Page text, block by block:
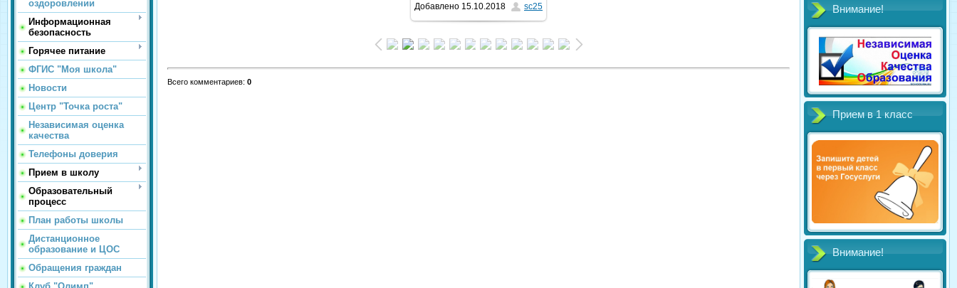
оздоровлении
Информационная
безопасность
Горячее питание
ФГИС "Моя школа"
Новости
Центр "Точка роста"
Независимая оценка
качества
Телефоны доверия
Прием в школу
Образовательный
процесс
План работы школы
Дистанционное
образование и ЦОС
Обращения граждан
1024x681/ 367.1Kb
Добавлено 15.10.2018 sc25
Всего комментариев: 0
Внимание!
Прием в 1 класс
Внимание!